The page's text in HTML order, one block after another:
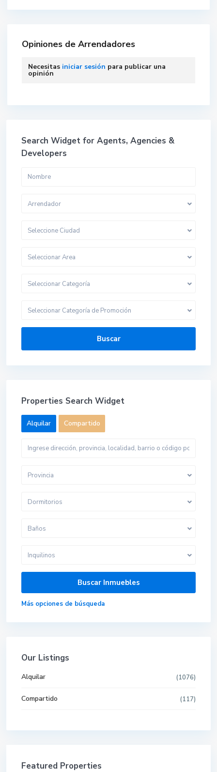
Opiniones de Arrendadores
Necesitas iniciar sesión para publicar una
opinión
Search Widget for Agents, Agencies &
Developers
Arrendador
Seleccione Ciudad
Seleccionar Area
Seleccionar Categoría
Seleccionar Categoría de Promoción
Buscar
Properties Search Widget
Alquilar Compartido
Provincia
Dormitorios
Baños
Inquilinos
Más opciones de búsqueda
Our Listings
Alquilar (1076)
Compartido (117)
Featured Properties